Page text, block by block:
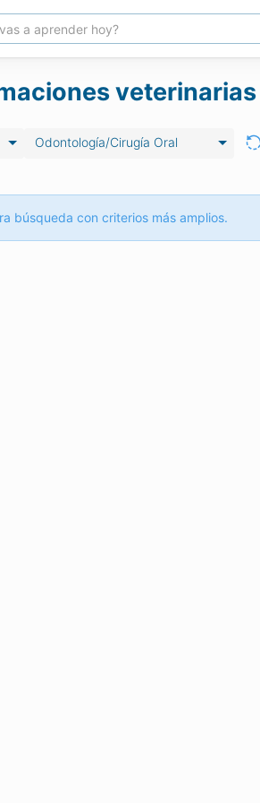
Odontología/Cirugía Oral
búsqueda con criterios más amplios.